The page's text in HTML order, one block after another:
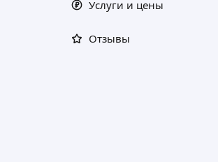
Услуги и цены
Отзывы